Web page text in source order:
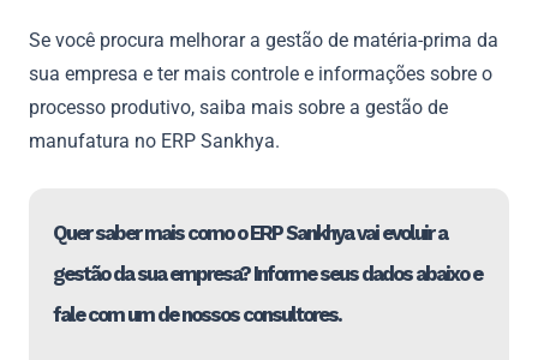
Se você procura melhorar a gestão de matéria-prima da
sua empresa e ter mais controle e informações sobre o
processo produtivo, saiba mais sobre a gestão de
manufatura no ERP Sankhya.
Quer saber mais como o ERP Sankhya vai evoluir a
gestão da sua empresa? Informe seus dados abaixo e
fale com um de nossos consultores.